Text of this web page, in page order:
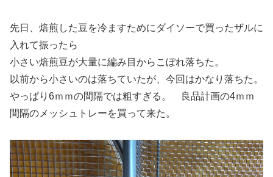
先日、焙煎した豆を冷ますためにダイソーで買ったザルに
入れて振ったら
小さい焙煎豆が大量に編み目からこぼれ落ちた。
以前から小さいのは落ちていたが、今回はかなり落ちた。
やっぱり6ｍｍの間隔では粗すぎる。 良品計画の4ｍｍ
間隔のメッシュトレーを買って来た。